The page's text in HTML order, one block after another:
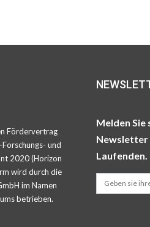
Fördervertrag
und
2020 (Horizon
wird durch die
im Namen
betrieben.
Melden Sie
Newsletter
Laufenden.